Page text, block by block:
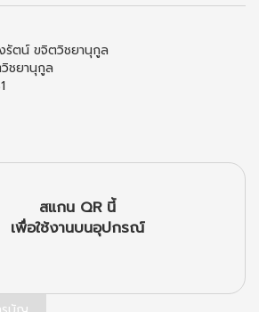
รัตน์ ขจิตวิชยานุกูล
ชยานุกูล
สแกน QR นี้
เพื่อใช้งานบนอุปกรณ์